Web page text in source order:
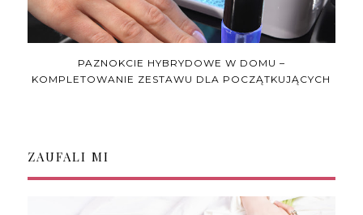
PAZNOKCIE HYBRYDOWE W DOMU –
KOMPLETOWANIE ZESTAWU DLA POCZĄTKUJĄCYCH
ZAUFALI MI